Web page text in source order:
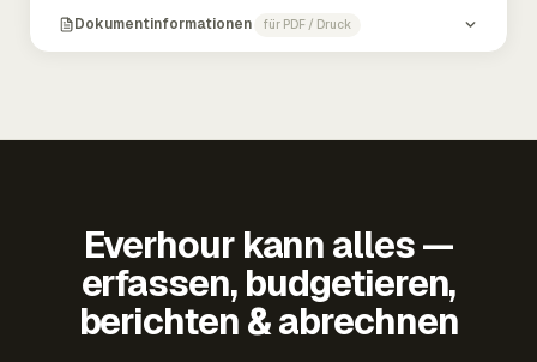
Dokumentinformationen für PDF / Druck
Everhour kann alles —
erfassen, budgetieren,
berichten & abrechnen